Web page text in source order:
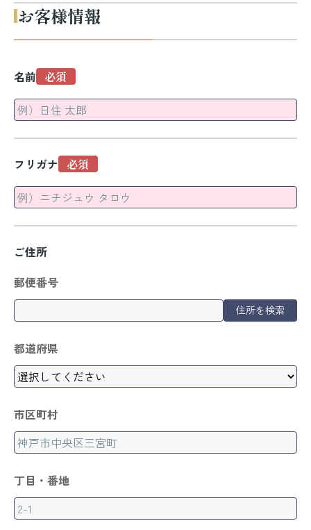
お客様情報
名前
フリガナ
ご住所
郵便番号
住所を検索
都道府県
市区町村
丁目・番地